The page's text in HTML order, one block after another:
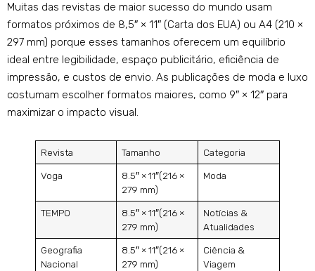
Muitas das revistas de maior sucesso do mundo usam
formatos próximos de 8,5″ × 11″ (Carta dos EUA) ou A4 (210 ×
297 mm) porque esses tamanhos oferecem um equilíbrio
ideal entre legibilidade, espaço publicitário, eficiência de
impressão, e custos de envio. As publicações de moda e luxo
costumam escolher formatos maiores, como 9″ × 12″ para
maximizar o impacto visual.
Revista Tamanho Categoria
Voga
8.5″ × 11″(216 ×
279 mm)
Moda
TEMPO
8.5″ × 11″(216 ×
279 mm)
Notícias &
Atualidades
Geografia
Nacional
8.5″ × 11″(216 ×
279 mm)
Ciência &
Viagem